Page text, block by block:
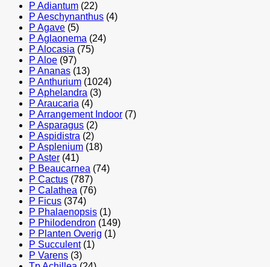
P Adiantum (22)
P Aeschynanthus (4)
P Agave (5)
P Aglaonema (24)
P Alocasia (75)
P Aloe (97)
P Ananas (13)
P Anthurium (1024)
P Aphelandra (3)
P Araucaria (4)
P Arrangement Indoor (7)
P Asparagus (2)
P Aspidistra (2)
P Asplenium (18)
P Aster (41)
P Beaucarnea (74)
P Cactus (787)
P Calathea (76)
P Ficus (374)
P Phalaenopsis (1)
P Philodendron (149)
P Planten Overig (1)
P Succulent (1)
P Varens (3)